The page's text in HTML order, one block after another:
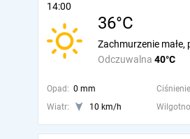
14:00
36°C
Odczuwalna 40°C
Zachmurzenie małe,
Opad: 0 mm
Wiatr:
10 km/h